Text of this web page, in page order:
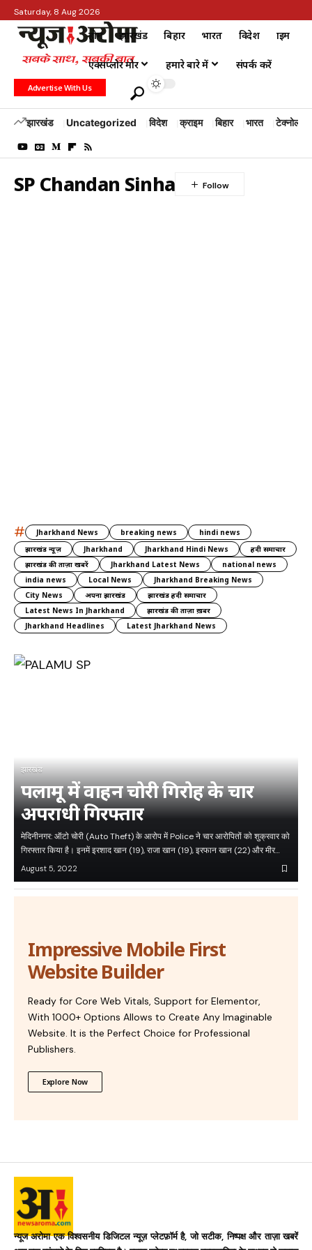
Saturday, 8 Aug 2026
होम झारखंड बिहार भारत विदेश क्राइम
एक्सप्लोर मोर हमारे बारे में संपर्क करें
Advertise With Us
झारखंड Uncategorized विदेश क्राइम बिहार भारत टेक्नोलॉजी
SP Chandan Sinha
# Jharkhand News breaking news
hindi news
झारखंड न्यूज़
Jharkhand Jharkhand Hindi News
हिंदी समाचार
झारखंड की ताज़ा खबरें
Jharkhand Latest News
national news
india news
Local News
Jharkhand Breaking News
City News
अपना झारखंड
झारखंड हिंदी समाचार
Latest News In Jharkhand
झारखंड की ताज़ा ख़बर
Jharkhand Headlines
Latest Jharkhand News
झारखंड
पलामू में वाहन चोरी गिरोह के चार
अपराधी गिरफ्तार
मेदिनीनगर: ऑटो चोरी (Auto Theft) के आरोप में Police ने चार आरोपितों को शुक्रवार को
गिरफ्तार किया है। इनमें इरशाद खान (19), राजा खान (19), इरफान खान (22) और मीर…
August 5, 2022
Impressive Mobile First
Website Builder
Ready for Core Web Vitals, Support for Elementor,
With 1000+ Options Allows to Create Any Imaginable
Website. It is the Perfect Choice for Professional
Publishers.
Explore Now
न्यूज अरोमा एक विश्वसनीय डिजिटल न्यूज़ प्लेटफ़ॉर्म है, जो सटीक, निष्पक्ष और ताज़ा खबरें